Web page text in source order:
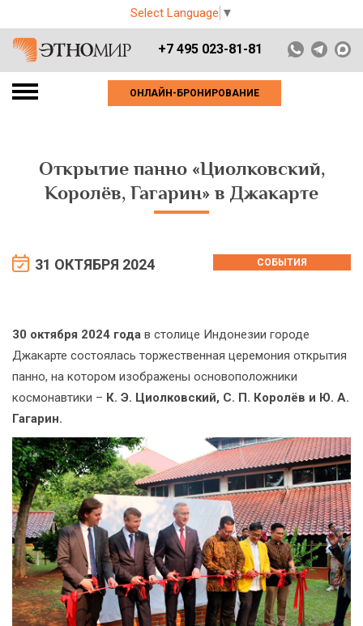
Select Language ▼
+7 495 023-81-81
ОНЛАЙН-БРОНИРОВАНИЕ
Открытие панно «Циолковский,
Королёв, Гагарин» в Джакарте
31 ОКТЯБРЯ 2024 СОБЫТИЯ
30 октября 2024 года в столице Индонезии городе
Джакарте состоялась торжественная церемония открытия
панно, на котором изображены основоположники
космонавтики – К. Э. Циолковский, С. П. Королёв и Ю. А.
Гагарин.